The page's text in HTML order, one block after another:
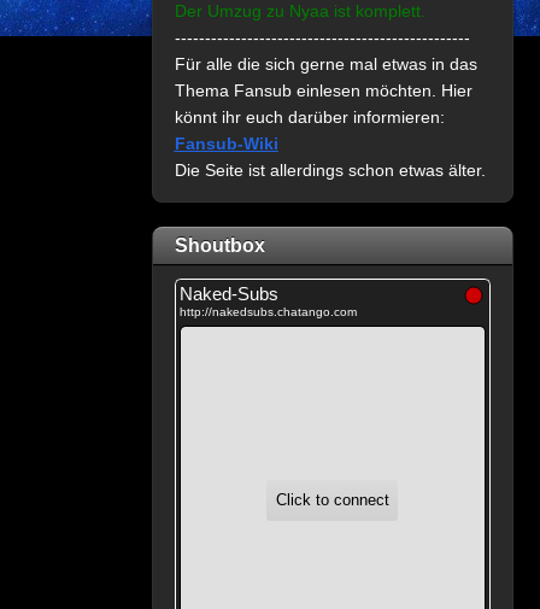
Der Umzug zu Nyaa ist komplett.
-------------------------------------------------
Für alle die sich gerne mal etwas in das
Thema Fansub einlesen möchten. Hier
könnt ihr euch darüber informieren:
Fansub-Wiki
Die Seite ist allerdings schon etwas älter.
Shoutbox